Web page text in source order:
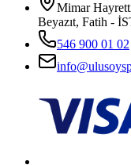
Mimar
Beyazıt, Fatih -
546 900 01 02